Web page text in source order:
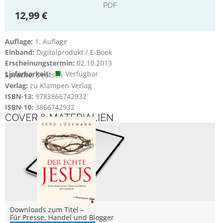
PDF
12,99 €
Auflage: 1. Auflage
Einband: Digitalprodukt / E-Book
Erscheinungstermin: 02.10.2013
Lieferbarkeit:
Verfügbar
Sprache:Deutsch
Verlag: zu Klampen Verlag
ISBN-13: 9783866742932
ISBN-10: 3866742932
COVER & MATERIALIEN
Downloads zum Titel –
Für Presse, Handel und Blogger